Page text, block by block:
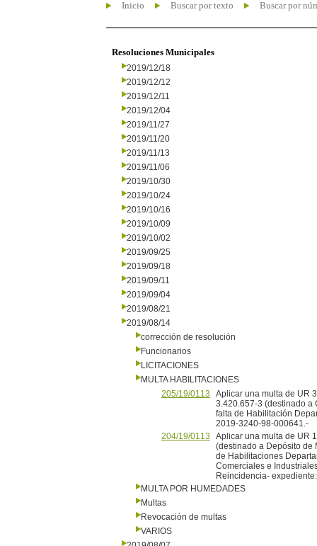
Inicio Buscar por texto Buscar por
Resoluciones Municipales
2019/12/18
2019/12/12
2019/12/11
2019/12/04
2019/11/27
2019/11/20
2019/11/13
2019/11/06
2019/10/30
2019/10/24
2019/10/16
2019/10/09
2019/10/02
2019/09/25
2019/09/18
2019/09/11
2019/09/04
2019/08/21
2019/08/14
corrección de resolución
Funcionarios
LICITACIONES
MULTA HABILITACIONES
205/19/0113
Aplicar una multa de UR
3.420.657-3 (destinado a
falta de Habilitación
2019-3240-98-000641.-
204/19/0113
Aplicar una multa de UR
(destinado a Depósito de
de Habilitaciones
Comerciales e
Reincidencia-
MULTA POR HUMEDADES
Multas
Revocación de multas
VARIOS